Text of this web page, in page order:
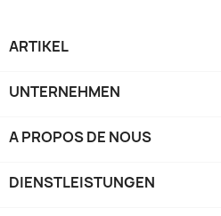
ARTIKEL
UNTERNEHMEN
A PROPOS DE NOUS
DIENSTLEISTUNGEN